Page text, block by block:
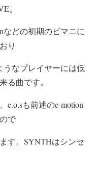
。
などの初期のビマニに
り
なプレイヤーには低
る曲です。
e.o.sも前述のe-motion
で
す。SYNTHはシンセ